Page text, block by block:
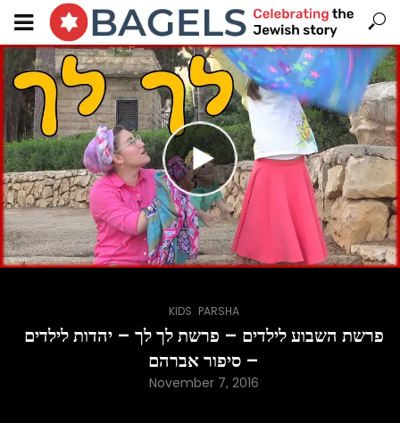
KIDS PARSHA
פרשת השבוע לילדים – פרשת לך לך – יהדות לילדים
– סיפור אברהם
November 7, 2016